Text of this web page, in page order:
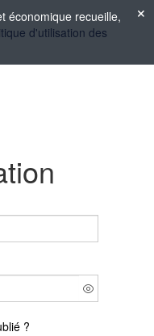
économique recueille,
d'utilisation des
?